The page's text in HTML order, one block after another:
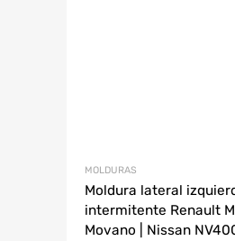
MOLDURAS
Moldura lateral
intermitente Renault
Movano | Nissan